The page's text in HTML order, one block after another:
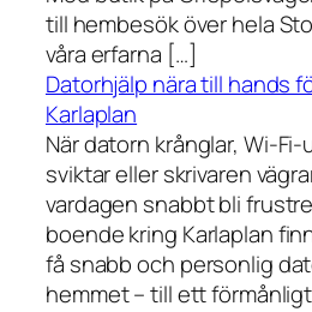
till hembesök över hela
våra erfarna […]
Datorhjälp nära till hands
Karlaplan
När datorn krånglar, Wi-
sviktar eller skrivaren
vardagen snabbt bli
boende kring Karlaplan
få snabb och personlig
hemmet – till ett